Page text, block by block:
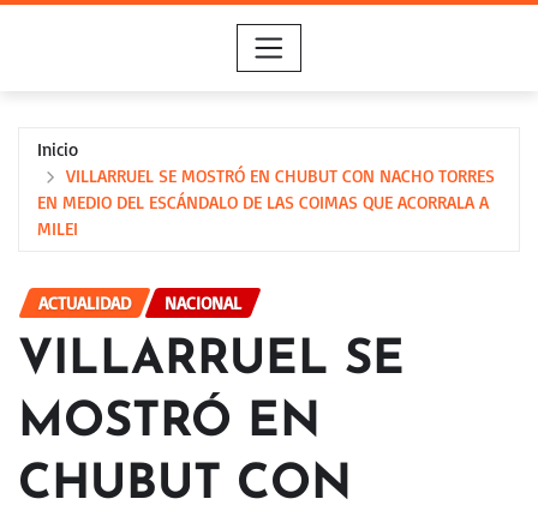
Inicio
VILLARRUEL SE MOSTRÓ EN CHUBUT CON NACHO TORRES
EN MEDIO DEL ESCÁNDALO DE LAS COIMAS QUE ACORRALA A
MILEI
ACTUALIDAD NACIONAL
VILLARRUEL SE
MOSTRÓ EN
CHUBUT CON